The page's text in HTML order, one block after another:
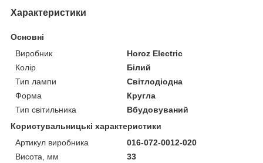
Характеристики
Основні
Виробник
Horoz Electric
Колір
Білий
Тип лампи
Світлодіодна
Форма
Кругла
Тип світильника
Вбудовуваний
Користувальницькі характеристики
Артикул виробника
016-072-0012-020
Висота, мм
33